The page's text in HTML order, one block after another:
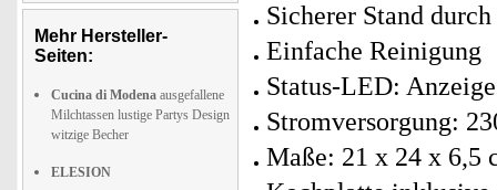
Mehr Hersteller-
Seiten:
Cucina di Modena ausgefallene
Milchtassen lustige Partys Design
witzige Becher
ELESION
Sicherer Stand
Einfache Reinigung
Status-LED:
Stromversorgung:
Maße: 21 x 24 x 6,5